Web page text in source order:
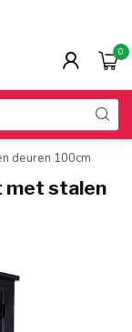
0
deuren 100cm
met stalen